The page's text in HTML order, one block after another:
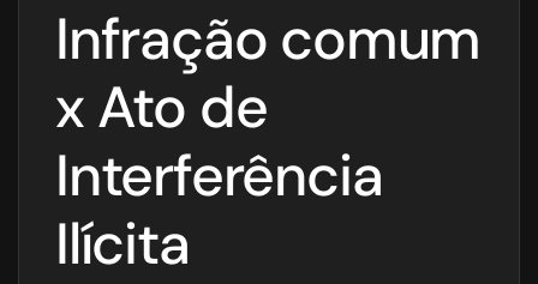
Infração comum
x Ato de
Interferência
Ilícita